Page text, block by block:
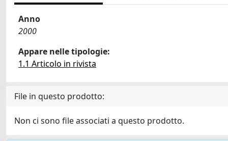
Anno
2000
Appare nelle tipologie:
1.1 Articolo in rivista
File in questo prodotto:
Non ci sono file associati a questo prodotto.